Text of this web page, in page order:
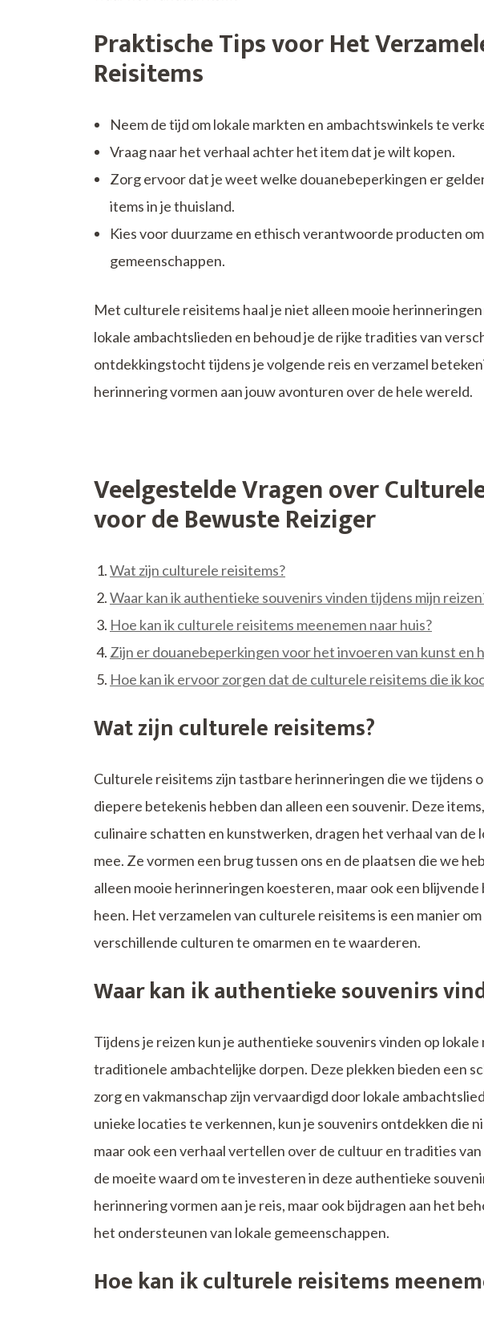
Praktische Tips voor Het
Reisitems
Neem de tijd om lokale markten en ambachtswinkels te
Vraag naar het verhaal achter het item dat je wilt kopen.
Zorg ervoor dat je weet welke douanebeperkingen er
items in je thuisland.
Kies voor duurzame en ethisch verantwoorde producten
gemeenschappen.
Met culturele reisitems haal je niet alleen mooie
lokale ambachtslieden en behoud je de rijke tradities van
ontdekkingstocht tijdens je volgende reis en verzamel
herinnering vormen aan jouw avonturen over de hele wereld.
Veelgestelde Vragen over
voor de Bewuste Reiziger
Wat zijn culturele reisitems?
Waar kan ik authentieke souvenirs vinden tijdens mijn
Hoe kan ik culturele reisitems meenemen naar huis?
Zijn er douanebeperkingen voor het invoeren van kunst en
Hoe kan ik ervoor zorgen dat de culturele reisitems die ik
Wat zijn culturele reisitems?
Culturele reisitems zijn tastbare herinneringen die we tijdens
diepere betekenis hebben dan alleen een souvenir. Deze
culinaire schatten en kunstwerken, dragen het verhaal van
mee. Ze vormen een brug tussen ons en de plaatsen die we
alleen mooie herinneringen koesteren, maar ook een
heen. Het verzamelen van culturele reisitems is een manier
verschillende culturen te omarmen en te waarderen.
Waar kan ik authentieke souvenirs
Tijdens je reizen kun je authentieke souvenirs vinden op
traditionele ambachtelijke dorpen. Deze plekken bieden een
zorg en vakmanschap zijn vervaardigd door lokale
unieke locaties te verkennen, kun je souvenirs ontdekken die
maar ook een verhaal vertellen over de cultuur en tradities
de moeite waard om te investeren in deze authentieke
herinnering vormen aan je reis, maar ook bijdragen aan het
het ondersteunen van lokale gemeenschappen.
Hoe kan ik culturele reisitems